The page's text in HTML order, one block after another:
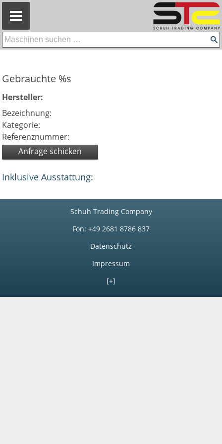
Gebrauchte %s
Hersteller:
Bezeichnung:
Kategorie:
Referenznummer:
Anfrage schicken
Inklusive Ausstattung:
Schuh Trading Company
Fon: +49 2681 8786 837
Datenschutz
Impressum
[+]